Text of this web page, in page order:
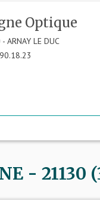
Optique
ARNAY LE DUC
- 21130